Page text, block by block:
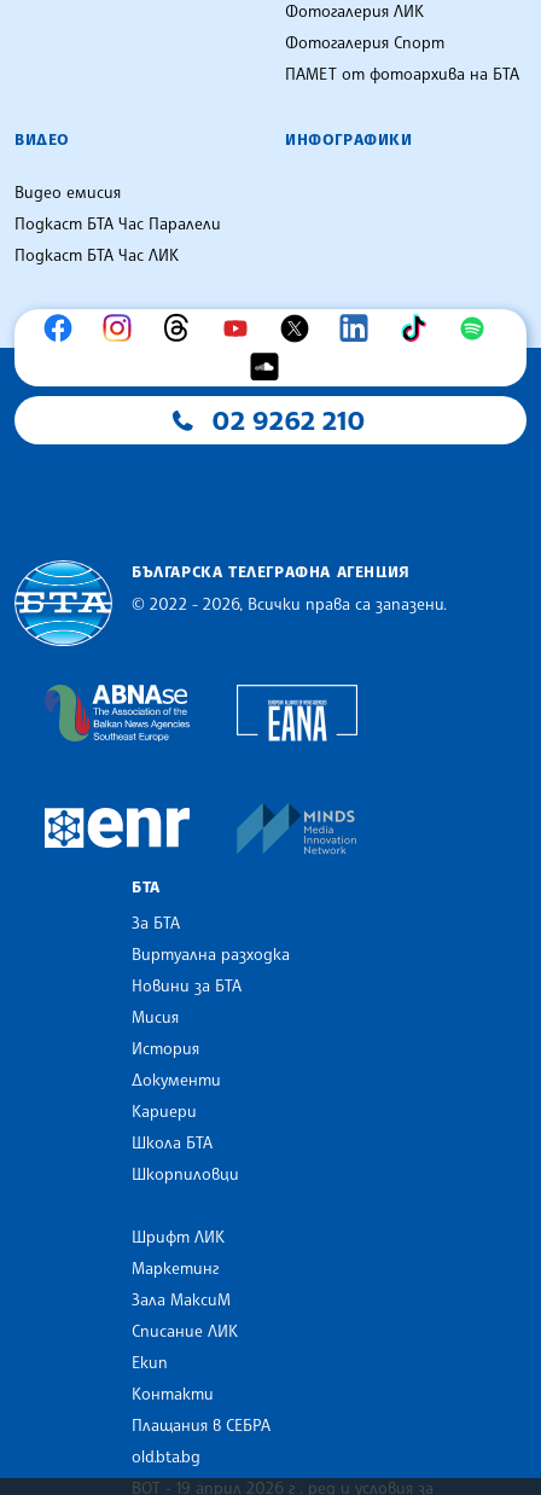
Фотогалерия ЛИК
Фотогалерия Спорт
ПАМЕТ от фотоархива на БТА
ВИДЕО
Видео емисия
Подкаст БТА Час Паралели
Подкаст БТА Час ЛИК
ИНФОГРАФИКИ
02 9262 210
БЪЛГАРСКА ТЕЛЕГРАФНА АГЕНЦИЯ
© 2022 - 2026, Всички права са запазени.
The Assocoation of the Balkan News Agencies
European Newsroom
БТА
За БТА
Виртуална разходка
Новини за БТА
Мисия
История
Документи
Кариери
Школа БТА
Шкорпиловци
Шрифт ЛИК
Маркетинг
Зала МаксиМ
Списание ЛИК
Екип
Контакти
Плащания в СЕБРА
old.bta.bg
ВОТ - 19 април 2026 г . ред и условия за